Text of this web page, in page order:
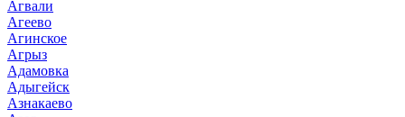
Агвали
Агеево
Агинское
Агрыз
Адамовка
Адыгейск
Азнакаево